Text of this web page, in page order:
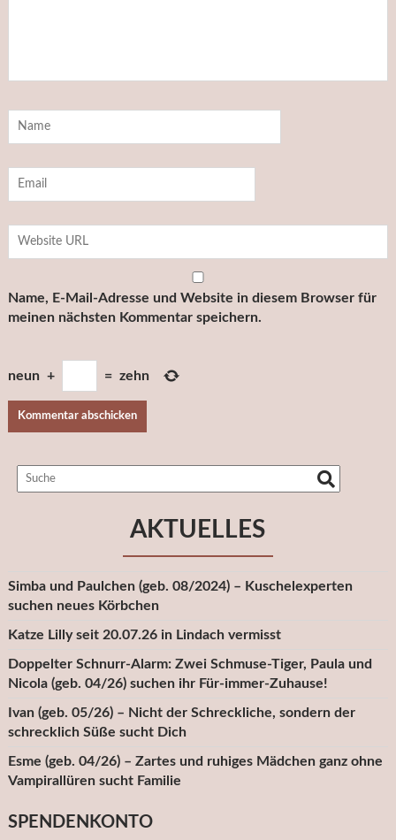
Name, E-Mail-Adresse und Website in diesem Browser für
meinen nächsten Kommentar speichern.
neun + = zehn
AKTUELLES
Simba und Paulchen (geb. 08/2024) – Kuschelexperten
suchen neues Körbchen
Katze Lilly seit 20.07.26 in Lindach vermisst
Doppelter Schnurr-Alarm: Zwei Schmuse-Tiger, Paula und
Nicola (geb. 04/26) suchen ihr Für-immer-Zuhause!
Ivan (geb. 05/26) – Nicht der Schreckliche, sondern der
schrecklich Süße sucht Dich
Esme (geb. 04/26) – Zartes und ruhiges Mädchen ganz ohne
Vampirallüren sucht Familie
SPENDENKONTO